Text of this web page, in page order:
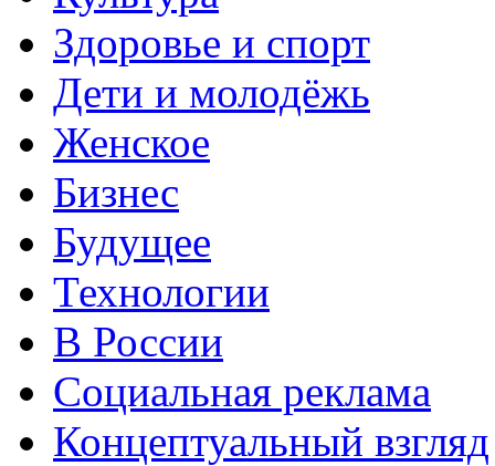
Здоровье и спорт
Дети и молодёжь
Женское
Бизнес
Будущее
Технологии
В России
Социальная реклама
Концептуальный взгляд